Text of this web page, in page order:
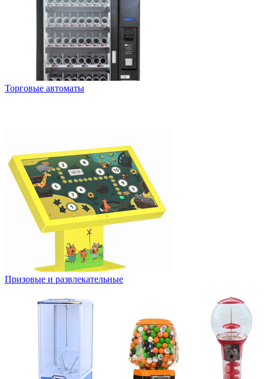
Торговые автоматы
Призовые и развлекательные